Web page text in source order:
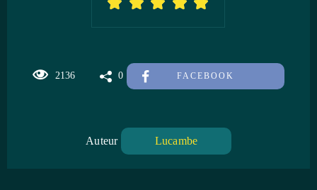
2136 0 FACEBOOK
Auteur Lucambe